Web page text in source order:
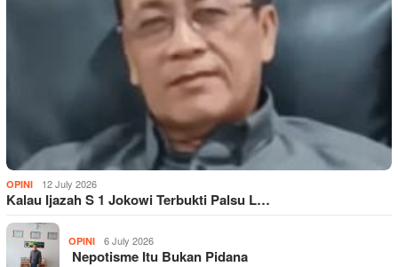
OPINI 12 July 2026
Kalau Ijazah S 1 Jokowi Terbukti Palsu L…
OPINI 6 July 2026
Nepotisme Itu Bukan Pidana